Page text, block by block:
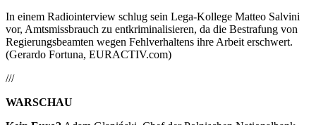
In einem Radiointerview schlug sein Lega-Kollege Matteo Salvini
vor, Amtsmissbrauch zu entkriminalisieren, da die Bestrafung von
Regierungsbeamten wegen Fehlverhaltens ihre Arbeit erschwert.
(Gerardo Fortuna, EURACTIV.com)
///
WARSCHAU